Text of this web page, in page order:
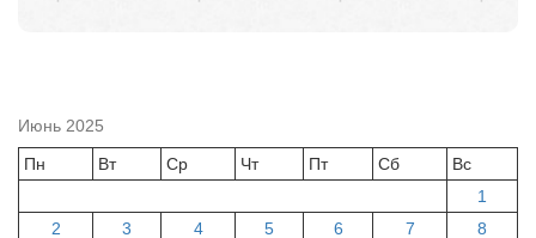
Июнь 2025
Пн
Вт Ср Чт Пт Сб
Вс
1
2
3 4 5 6 7 8